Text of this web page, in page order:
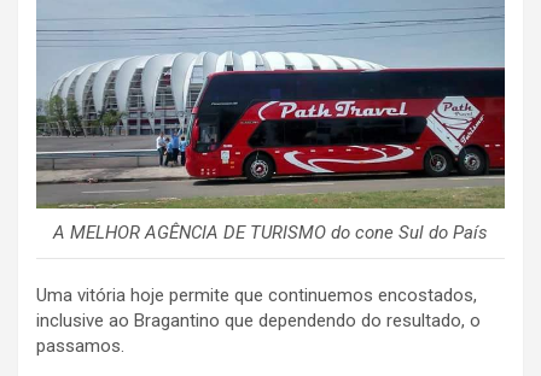
A MELHOR AGÊNCIA DE TURISMO do cone Sul do País
Uma vitória hoje permite que continuemos encostados,
inclusive ao Bragantino que dependendo do resultado, o
passamos.